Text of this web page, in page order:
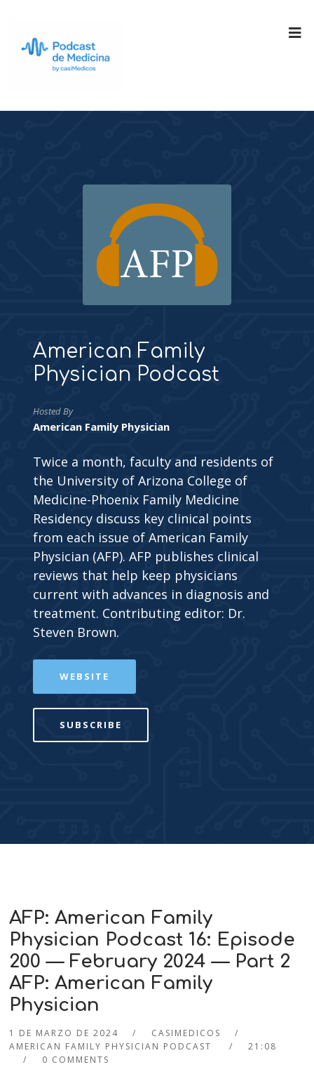
American Family
Physician Podcast
Hosted By
American Family Physician
Twice a month, faculty and residents of
the University of Arizona College of
Medicine-Phoenix Family Medicine
Residency discuss key clinical points
from each issue of American Family
Physician (AFP). AFP publishes clinical
reviews that help keep physicians
current with advances in diagnosis and
treatment. Contributing editor: Dr.
Steven Brown.
WEBSITE
SUBSCRIBE
AFP: American Family
Physician Podcast 16: Episode
200 — February 2024 — Part 2
AFP: American Family
Physician
1 DE MARZO DE 2024
CASIMEDICOS
AMERICAN FAMILY PHYSICIAN PODCAST
21:08
0 COMMENTS